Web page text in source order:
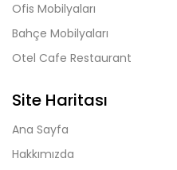
Ofis Mobilyaları
Bahçe Mobilyaları
Otel Cafe Restaurant
Site Haritası
Ana Sayfa
Hakkımızda